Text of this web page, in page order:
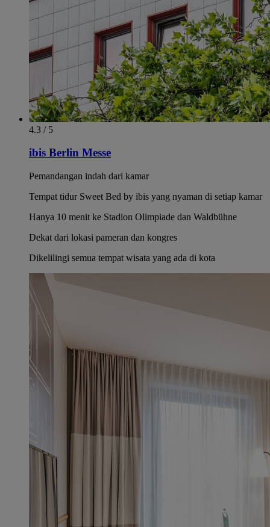
4.3 / 5
ibis Berlin Messe
Pemandangan indah dari kamar
Tempat tidur Sweet Bed by ibis yang nyaman di setiap kamar
Hanya 10 menit ke Stadion Olimpiade dan Waldbühne
Dekat dari lokasi pameran dan kongres
Dikelilingi semua tempat wisata yang ada di kota